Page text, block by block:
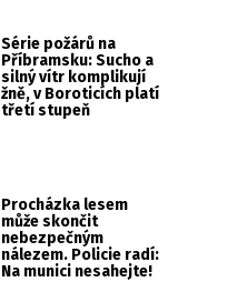
Série požárů na
Příbramsku: Sucho a
silný vítr komplikují
žně, v Boroticích platí
třetí stupeň
Procházka lesem
může skončit
nebezpečným
nálezem. Policie radí:
Na munici nesahejte!